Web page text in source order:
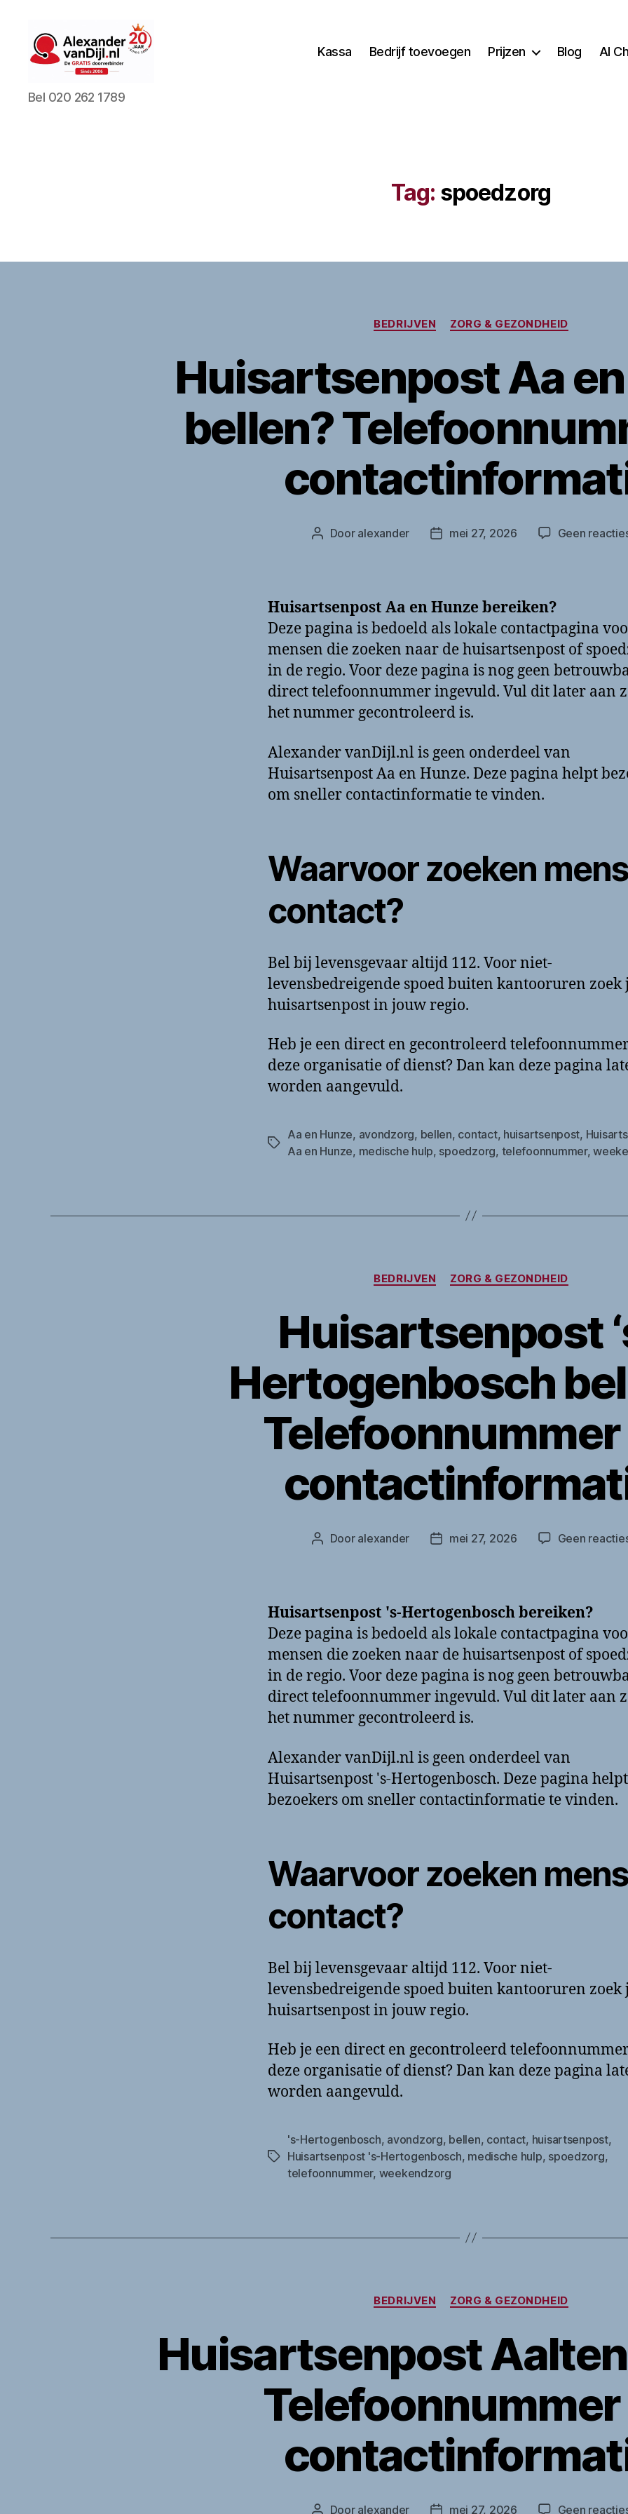
AlexandervanDijl.nl
Bel 020 262 1789
Kassa Bedrijf toevoegen Prijzen Blog
AI
Tag: spoedzorg
Categorieën
BEDRIJVEN ZORG & GEZONDHEID
Huisartsenpost Aa
bellen?
Berichtauteur
Door alexander Berichtdatum
mei 27, 2026 Geen
Huisartsenpost Aa en Hunze bereiken?
Deze pagina is bedoeld als lokale contactpagina
mensen die zoeken naar de huisartsenpost of
in de regio. Voor deze pagina is nog geen
direct telefoonnummer ingevuld. Vul dit later aan
het nummer gecontroleerd is.
Alexander vanDijl.nl is geen onderdeel van
Huisartsenpost Aa en Hunze. Deze pagina helpt
om sneller contactinformatie te vinden.
Waarvoor zoeken
contact?
Bel bij levensgevaar altijd 112. Voor niet-
levensbedreigende spoed buiten kantooruren zoek
huisartsenpost in jouw regio.
Heb je een direct en gecontroleerd
deze organisatie of dienst? Dan kan deze pagina
worden aangevuld.
Tags
Aa en Hunze, avondzorg, bellen, contact, huisartsenpost,
Aa en Hunze, medische hulp, spoedzorg, telefoonnummer,
Categorieën
BEDRIJVEN ZORG & GEZONDHEID
Huisartsenpost
Hertogenbosch
Telefoonnummer
Berichtauteur
Door alexander Berichtdatum
mei 27, 2026 Geen
Huisartsenpost 's-Hertogenbosch bereiken?
Deze pagina is bedoeld als lokale contactpagina
mensen die zoeken naar de huisartsenpost of
in de regio. Voor deze pagina is nog geen
direct telefoonnummer ingevuld. Vul dit later aan
het nummer gecontroleerd is.
Alexander vanDijl.nl is geen onderdeel van
Huisartsenpost 's-Hertogenbosch. Deze pagina helpt
bezoekers om sneller contactinformatie te vinden.
Waarvoor zoeken
contact?
Bel bij levensgevaar altijd 112. Voor niet-
levensbedreigende spoed buiten kantooruren zoek
huisartsenpost in jouw regio.
Heb je een direct en gecontroleerd
deze organisatie of dienst? Dan kan deze pagina
worden aangevuld.
Tags
's-Hertogenbosch, avondzorg, bellen, contact, huisartsenpost,
Huisartsenpost 's-Hertogenbosch, medische hulp, spoedzorg,
telefoonnummer, weekendzorg
Categorieën
BEDRIJVEN ZORG & GEZONDHEID
Huisartsenpost
Telefoonnummer
Door alexander mei 27, 2026 Geen